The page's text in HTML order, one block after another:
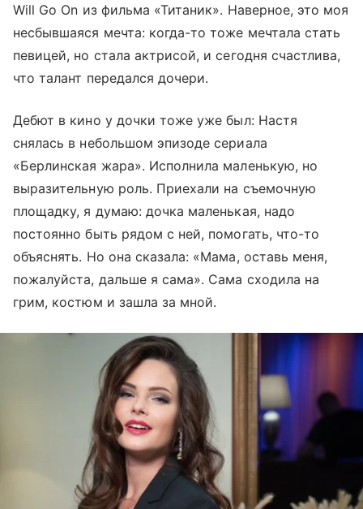
Will Go On из фильма «Титаник». Наверное, это моя
несбывшаяся мечта: когда-то тоже мечтала стать
певицей, но стала актрисой, и сегодня счастлива,
что талант передался дочери.
Дебют в кино у дочки тоже уже был: Настя
снялась в небольшом эпизоде сериала
«Берлинская жара». Исполнила маленькую, но
выразительную роль. Приехали на съемочную
площадку, я думаю: дочка маленькая, надо
постоянно быть рядом с ней, помогать, что-то
объяснять. Но она сказала: «Мама, оставь меня,
пожалуйста, дальше я сама». Сама сходила на
грим, костюм и зашла за мной.